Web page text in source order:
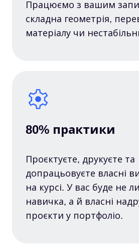
Працюємо з вашим
складна геометрія,
матеріалу чи
80% практики
Проєктуєте, друкуєте та
допрацьовуєте власні
на курсі. У вас буде не
навичка, а й власні
проєкти у портфоліо.